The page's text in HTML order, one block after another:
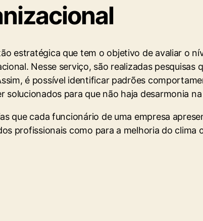
estratégica que tem o objetivo de avaliar o
Nesse serviço, são realizadas pesquisas
é possível identificar padrões
para que não haja desarmonia
que cada funcionário de uma empresa
profissionais como para a melhoria do